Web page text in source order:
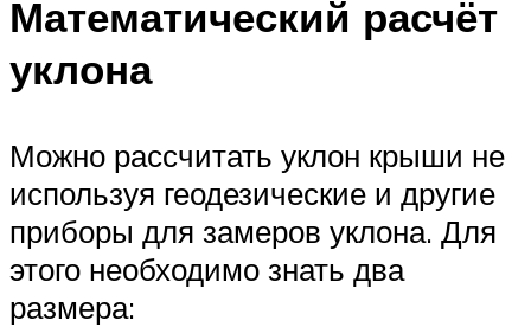
Математический расчёт
уклона
Можно рассчитать уклон крыши не
используя геодезические и другие
приборы для замеров уклона. Для
этого необходимо знать два
размера: